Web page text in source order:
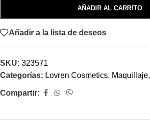
AÑADIR AL CARRITO
Añadir a la lista de deseos
SKU: 323571
Categorías: Lovren Cosmetics, Maquillaje,
Compartir: